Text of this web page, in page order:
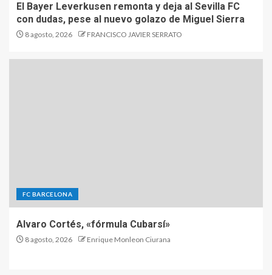
El Bayer Leverkusen remonta y deja al Sevilla FC
con dudas, pese al nuevo golazo de Miguel Sierra
8 agosto, 2026 FRANCISCO JAVIER SERRATO
FC BARCELONA
Alvaro Cortés, «fórmula Cubarsí»
8 agosto, 2026 Enrique Monleon Ciurana